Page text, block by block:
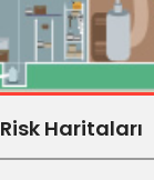
Risk Haritaları